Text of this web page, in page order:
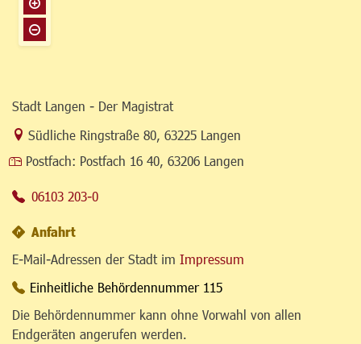
Stadt Langen - Der Magistrat
Link zur Google-Maps Navigation
Südliche Ringstraße 80, 63225 Langen
Postfach: Postfach 16 40, 63206 Langen
06103 203-0
Anfahrt
E-Mail-Adressen der Stadt im Impressum
Einheitliche Behördennummer 115
Die Behördennummer kann ohne Vorwahl von allen
Endgeräten angerufen werden.